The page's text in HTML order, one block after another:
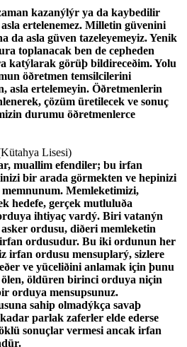
kazanýlýr ya da kaybedilir
ertelenemez. Milletin güvenini
da asla güven tazeleyemeyiz. Yenik
toplanacak ben de cepheden
katýlarak görüþ bildireceðim. Yolu
öðretmen temsilcilerini
asla ertelemeyin. Öðretmenlerin
çözüm üretilecek ve sonuç
durumu öðretmenlerce
Lisesi)
muallim efendiler; bu irfan
bir arada görmekten ve hepinizi
Memleketimizi,
hedefe, gerçek mutluluða
ihtiyaç vardý. Biri vatanýn
ordusu, diðeri memleketin
ordusudur. Bu iki ordunun her
irfan ordusu mensuplarý, sizlere
ve yüceliðini anlamak için þunu
ölen, öldüren birinci orduya niçin
orduya mensupsunuz.
sahip olmadýkça savaþ
parlak zaferler elde ederse
sonuçlar vermesi ancak irfan